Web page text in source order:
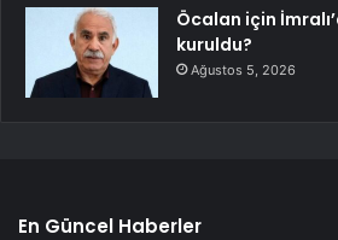
Öcalan için
kuruldu?
Ağustos 5, 2026
En Güncel Haberler